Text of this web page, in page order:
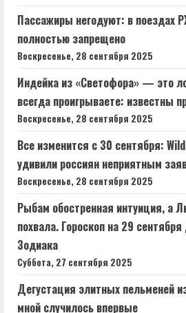
Пассажиры негодуют: в поездах
полностью запрещено
Воскресенье, 28 сентября 2025
Индейка из «Светофора» — это
всегда проигрываете: известны
Воскресенье, 28 сентября 2025
Все изменится с 30 сентября:
удивили россиян неприятным
Воскресенье, 28 сентября 2025
Рыбам обостренная интуиция, а
похвала. Гороскоп на 29
Зодиака
Суббота, 27 сентября 2025
Дегустация элитных пельменей
мной случилось впервые